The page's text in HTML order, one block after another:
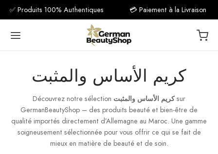
✅ Produits 100% Authentiques 💳 Paiement à la Livraison
كريم الأساس والمثبت
Découvrez notre sélection كريم الأساس والمثبتsur
GermanBeautyShop – des produits beauté et bien-être de
qualité importés directement d’Allemagne au Maroc. Une gamme
soigneusement sélectionnée pour vous offrir ce qui se fait de
mieux en matière de beauté et de soin.
مكمل